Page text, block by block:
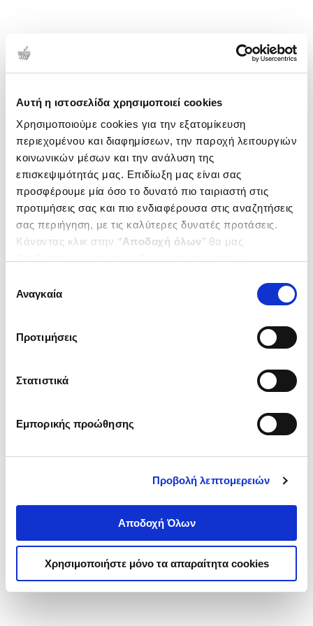
Αυτή η ιστοσελίδα χρησιμοποιεί cookies
Χρησιμοποιούμε cookies για την εξατομίκευση
περιεχομένου και διαφημίσεων, την παροχή λειτουργιών
κοινωνικών μέσων και την ανάλυση της
επισκεψιμότητάς μας. Επιδίωξη μας είναι σας
προσφέρουμε μία όσο το δυνατό πιο ταιριαστή στις
προτιμήσεις σας και πιο ενδιαφέρουσα στις αναζητήσεις
σας περιήγηση, με τις καλύτερες δυνατές προτάσεις.
Κάνοντας κλικ στην ‘’Αποδοχή όλων’’ θα μας
ενδιαφέρουν και να επιλέξετε από τα παρακάτω με την
΄΄και να ενημερωθείτε σχετικά με
συγκατάθεσης
Αναγκαία
Προτιμήσεις
Στατιστικά
Εμπορικής προώθησης
Προβολή λεπτομερειών
Αποδοχή Όλων
Χρησιμοποιήστε μόνο τα απαραίτητα cookies